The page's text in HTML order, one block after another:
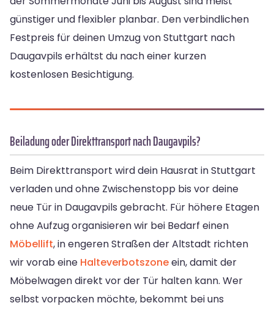
günstiger und flexibler planbar. Den verbindlichen
Festpreis für deinen Umzug von Stuttgart nach
Daugavpils erhältst du nach einer kurzen
kostenlosen Besichtigung.
Beiladung oder Direkttransport nach Daugavpils?
Beim Direkttransport wird dein Hausrat in Stuttgart
verladen und ohne Zwischenstopp bis vor deine
neue Tür in Daugavpils gebracht. Für höhere Etagen
ohne Aufzug organisieren wir bei Bedarf einen
Möbellift, in engeren Straßen der Altstadt richten
wir vorab eine Halteverbotszoneein, damit der
Möbelwagen direkt vor der Tür halten kann. Wer
selbst vorpacken möchte, bekommt bei uns